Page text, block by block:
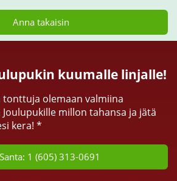
Anna takaisin
kuumalle linjalle!
tonttuja olemaan valmiina
millon tahansa ja jätä
kera! *
1 (605) 313-0691